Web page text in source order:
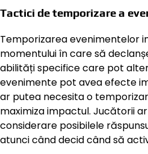
Tactici de temporizare a
Temporizarea evenimentelor
momentului în care să
abilități specifice care pot
evenimente pot avea efecte
ar putea necesita o
maximiza impactul. Jucătorii
considerare posibilele
atunci când decid când să